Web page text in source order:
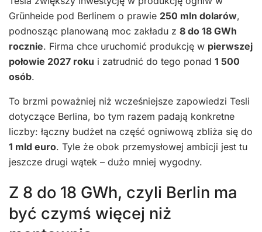
Grünheide pod Berlinem o prawie 250 mln dolarów,
podnosząc planowaną moc zakładu z 8 do 18 GWh
rocznie. Firma chce uruchomić produkcję w pierwszej
połowie 2027 roku i zatrudnić do tego ponad 1 500
osób.
To brzmi poważniej niż wcześniejsze zapowiedzi Tesli
dotyczące Berlina, bo tym razem padają konkretne
liczby: łączny budżet na część ogniwową zbliża się do
1 mld euro. Tyle że obok przemysłowej ambicji jest tu
jeszcze drugi wątek – dużo mniej wygodny.
Z 8 do 18 GWh, czyli Berlin ma
być czymś więcej niż